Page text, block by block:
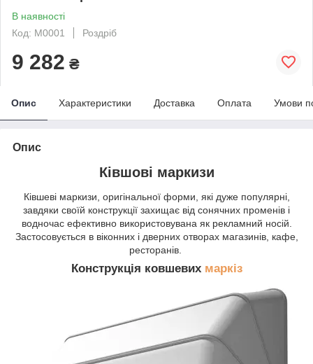
В наявності
Код: М0001
Роздріб
9 282 ₴
Опис Характеристики Доставка Оплата Умови
Опис
Ківшові маркизи
Ківшеві маркизи, оригінальної форми, які дуже популярні,
завдяки своїй конструкції захищає від сонячних променів і
водночас ефективно використовувана як рекламний носій.
Застосовується в віконних і дверних отворах магазинів, кафе,
ресторанів.
Конструкція ковшевих маркіз